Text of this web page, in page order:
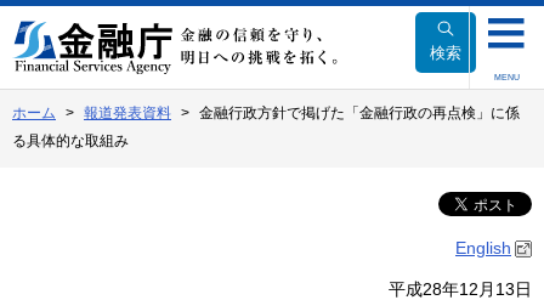
文
へ
動
検索
MENU
ホーム 報道発表資料
金融行政方針で掲げた「金融行政の再点検」に係
る具体的な取組み
English
平成28年12月13日